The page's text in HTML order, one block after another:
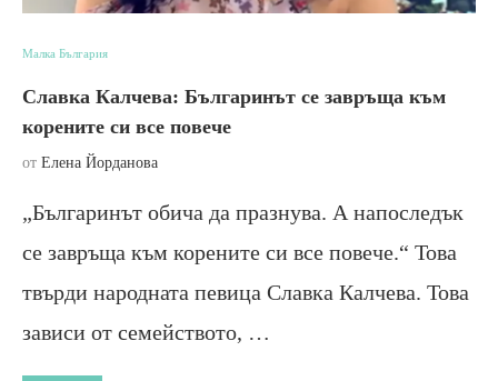
Малка България
Славка Калчева: Българинът се завръща към
корените си все повече
от Елена Йорданова
„Българинът обича да празнува. А напоследък
се завръща към корените си все повече.“ Това
твърди народната певица Славка Калчева. Това
зависи от семейството, …